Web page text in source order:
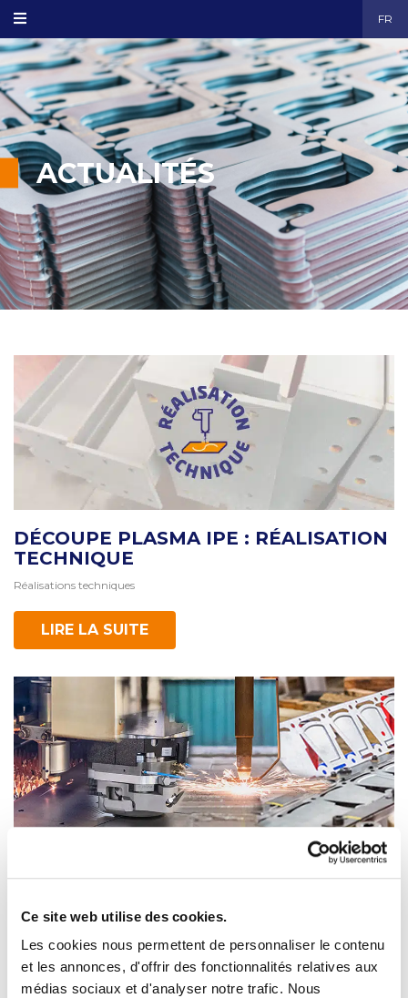
Ce site web utilise des cookies.
Les cookies nous permettent de personnaliser le contenu
et les annonces, d'offrir des fonctionnalités relatives aux
médias sociaux et d'analyser notre trafic. Nous
FR
ACTUALITÉS
découe plasma
DÉCOUPE PLASMA IPE : RÉALISATION
TECHNIQUE
Réalisations techniques
LIRE LA SUITE
EXPERTISE EN DÉCOUPE DU MÉTAL :
UN FOURNISSEUR UNIQUE
LIRE LA SUITE